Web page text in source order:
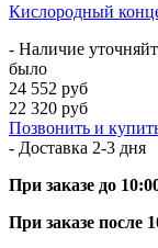
Кислородный
- Наличие
было
24 552 руб
22 320 руб
Позвонить и
- Доставка 2-3 дня
При заказе до
При заказе после